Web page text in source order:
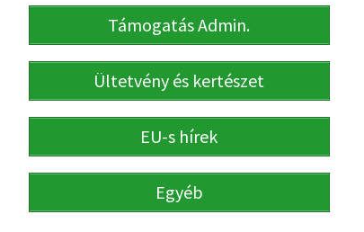
Támogatás Admin.
Ültetvény és kertészet
EU-s hírek
Egyéb